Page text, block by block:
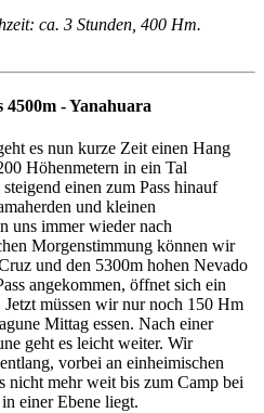
ca. 3 Stunden, 400 Hm.
4500m - Yanahuara
es nun kurze Zeit einen Hang
Höhenmetern in ein Tal
einen zum Pass hinauf
und kleinen
uns immer wieder nach
Morgenstimmung können wir
und den 5300m hohen Nevado
angekommen, öffnet sich ein
müssen wir nur noch 150 Hm
Mittag essen. Nach einer
geht es leicht weiter. Wir
vorbei an einheimischen
nicht mehr weit bis zum Camp bei
einer Ebene liegt.